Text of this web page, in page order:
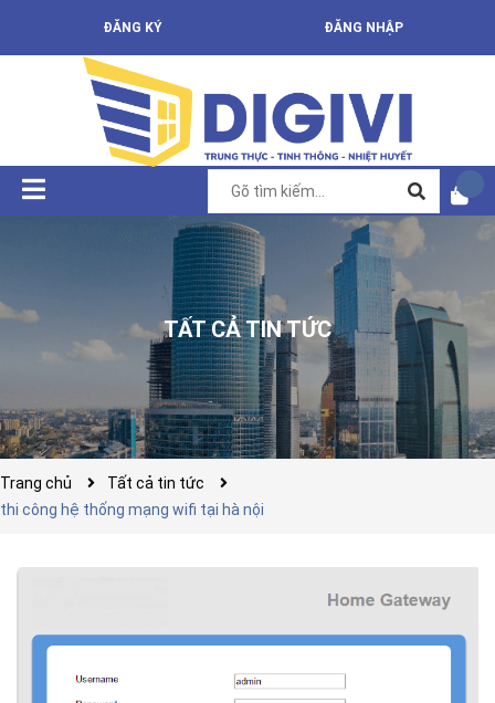
ĐĂNG KÝ ĐĂNG NHẬP
TẤT CẢ TIN TỨC
Trang chủ
Tất cả tin tức
thi công hệ thống mạng wifi tại hà nội